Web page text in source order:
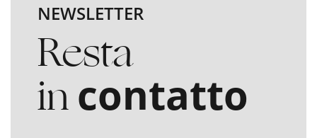
NEWSLETTER
Resta
incontatto